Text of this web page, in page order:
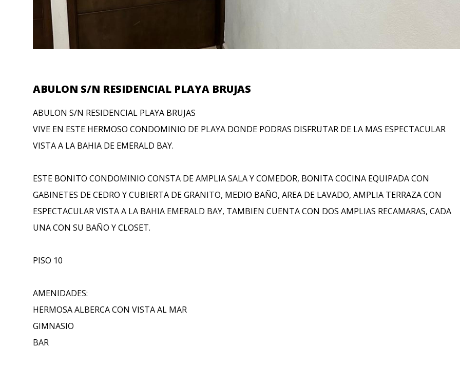
ABULON S/N RESIDENCIAL PLAYA BRUJAS
ABULON S/N RESIDENCIAL PLAYA BRUJAS
VIVE EN ESTE HERMOSO CONDOMINIO DE PLAYA DONDE PODRAS DISFRUTAR DE LA MAS ESPECTACULAR
VISTA A LA BAHIA DE EMERALD BAY.
ESTE BONITO CONDOMINIO CONSTA DE AMPLIA SALA Y COMEDOR, BONITA COCINA EQUIPADA CON
GABINETES DE CEDRO Y CUBIERTA DE GRANITO, MEDIO BAÑO, AREA DE LAVADO, AMPLIA TERRAZA CON
ESPECTACULAR VISTA A LA BAHIA EMERALD BAY, TAMBIEN CUENTA CON DOS AMPLIAS RECAMARAS, CADA
UNA CON SU BAÑO Y CLOSET.
PISO 10
AMENIDADES:
HERMOSA ALBERCA CON VISTA AL MAR
GIMNASIO
BAR